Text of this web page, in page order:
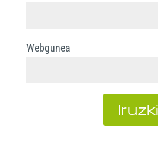
Webgunea